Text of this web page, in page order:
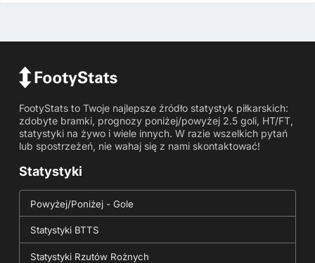
FootyStats to Twoje najlepsze źródło statystyk piłkarskich:
zdobyte bramki, prognozy poniżej/powyżej 2.5 goli, HT/FT,
statystyki na żywo i wiele innych. W razie wszelkich pytań
lub spostrzeżeń, nie wahaj się z nami skontaktować!
Statystyki
Powyżej/Poniżej - Gole
Statystyki BTTS
Statystyki Rzutów Rożnych